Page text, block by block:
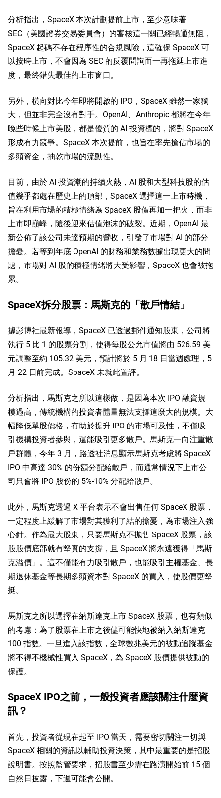
分析指出，SpaceX 本次計劃提前上市，至少意味著
SEC（美國證券交易委員會）的審核這一關已經暢通無阻，
SpaceX 起碼不存在程序性的合規風險，這確保 SpaceX 可
以按時上市，不會因為 SEC 的反覆問詢而一再拖延上市進
度，最終錯失最佳的上市窗口。
另外，橫向對比今年即將開啟的 IPO，SpaceX 雖然一家獨
大，但並非完全沒有對手。OpenAI、Anthropic 都將在今年
晚些時候上市美股，都是優質的 AI 投資標的，將對 SpaceX
形成有力競爭。SpaceX 本次提前，也旨在率先搶佔市場的
多頭資金，抽乾市場的流動性。
目前，由於 AI 投資潮的持續火熱，AI 股和大型科技股的估
值幾乎都處在歷史上的頂部，SpaceX 選擇這一上市時機，
旨在利用市場的積極情緒為 SpaceX 股價再加一把火，而非
上市即巔峰，隨後迎來估值泡沫的破裂。近期，OpenAI 最
新公佈了該公司未達預期的營收，引發了市場對 AI 的部分
擔憂。若等到年底 OpenAI 的財務和業務數據出現更大的問
題，市場對 AI 股的積極情緒將大受影響，SpaceX 也會被拖
累。
SpaceX拆分股票：馬斯克的「散戶情結」
據彭博社最新報導，SpaceX 已透過郵件通知股東，公司將
執行 5 比 1 的股票分割，使得每股公允市值將由 526.59 美
元調整至約 105.32 美元，預計將於 5 月 18 日當週處理，5
月 22 日前完成。SpaceX 未就此置評。
分析指出，馬斯克之所以這樣做，是因為本次 IPO 融資規
模過高，傳統機構的投資者體量無法支撐這麼大的規模。大
幅降低單股價格，有助於提升 IPO 的市場可及性，不僅吸
引機構投資者參與，還能吸引更多散戶。馬斯克一向注重散
戶群體，今年 3 月，路透社消息顯示馬斯克考慮將 SpaceX
IPO 中高達 30% 的份額分配給散戶，而通常情況下上市公
司只會將 IPO 股份的 5%-10% 分配給散戶。
此外，馬斯克透過 X 平台表示不會出售任何 SpaceX 股票，
一定程度上緩解了市場對其獲利了結的擔憂，為市場注入強
心針。作為最大股東，只要馬斯克不拋售 SpaceX 股票，該
股股價底部就有堅實的支撐，且 SpaceX 將永遠獲得「馬斯
克溢價」。這不僅能有力吸引散戶，也能吸引主權基金、長
期退休基金等長期多頭資本對 SpaceX 的買入，使股價更堅
挺。
馬斯克之所以選擇在納斯達克上市 SpaceX 股票，也有類似
的考慮：為了股票在上市之後儘可能快地被納入納斯達克
100 指數。一旦進入該指數，全球數兆美元的被動追蹤基金
將不得不機械性買入 SpaceX，為 SpaceX 股價提供被動的
保護。
SpaceX IPO之前，一般投資者應該關注什麼資
訊？
首先，投資者從現在起至 IPO 當天，需要密切關注一切與
SpaceX 相關的資訊以輔助投資決策，其中最重要的是招股
說明書。按照監管要求，招股書至少需在路演開始前 15 個
自然日披露，下週可能會公開。